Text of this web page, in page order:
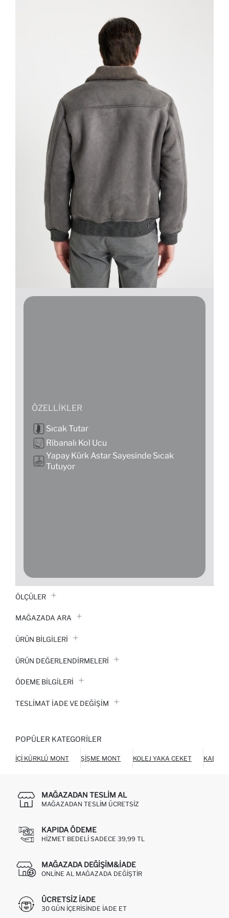
ÖZELLIKLER
Sıcak Tutar
Ribanalı Kol Ucu
Yapay Kürk Astar Sayesinde Sıcak
Tutuyor
ÖLÇÜLER
MAĞAZADA ARA
ÜRÜN BILGILERI
ÜRÜN DEĞERLENDİRMELERİ
ÖDEME BİLGİLERİ
TESLIMAT İADE VE DEĞIŞIM
POPÜLER KATEGORILER
İÇI KÜRKLÜ MONT ŞIŞME MONT KOLEJ YAKA CEKET KABAN
MAĞAZADAN TESLIM AL
MAĞAZADAN TESLIM ÜCRETSIZ
KAPIDA ÖDEME
HIZMET BEDELI SADECE 39,99 TL
MAĞAZADA DEĞIŞIM&İADE
ONLINE AL MAĞAZADA DEĞIŞTIR
ÜCRETSIZ IADE
30 GÜN IÇERISINDE IADE ET